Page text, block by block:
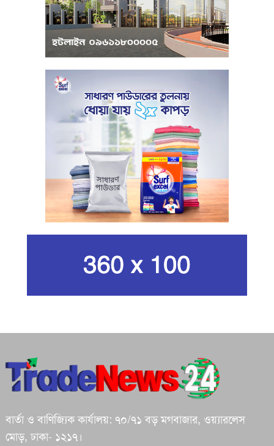
পাবেন ২৫ লাখ টাকা ঋণ
পুঁজিবাজারে অনিয়মের তথ্য প্রদানকারীর
সুরক্ষায় বিধিমালা প্রণয়ন
খামেনি হত্যার প্রতিশোধ নেওয়ার ঘোষণা
ইরানের রেভোল্যুশনারি গার্ডের
কার্বন কারখানার ধোঁয়ায় ক্ষতির মুখে কৃষি ও
পরিবেশ
ইরানের সর্বোচ্চ ধর্মীয় নেতা খামেনি নিহত
গান দিয়ে তারুণ্যে আধুনিকতা আনতে
শপথ করি যেন, আমাদের কাজগুলো মানুষের
ভাগ্যের পরিবর্তনের জন্য হয়: প্রধানমন্ত্রী
বার্তা ও বাণিজ্যিক কার্যালয়: ৭০/৭১ বড় মগবাজার, ওয়্যারলেস
মোড়, ঢাকা- ১২১৭।